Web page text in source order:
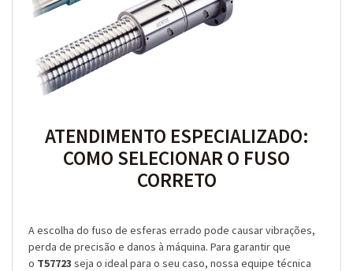
ATENDIMENTO ESPECIALIZADO:
COMO SELECIONAR O FUSO
CORRETO
A escolha do fuso de esferas errado pode causar vibrações,
perda de precisão e danos à máquina. Para garantir que
o T57723 seja o ideal para o seu caso, nossa equipe técnica